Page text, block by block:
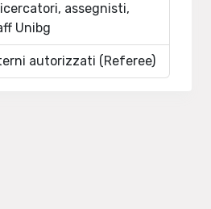
assegnisti,
Unibg
autorizzati (Referee)